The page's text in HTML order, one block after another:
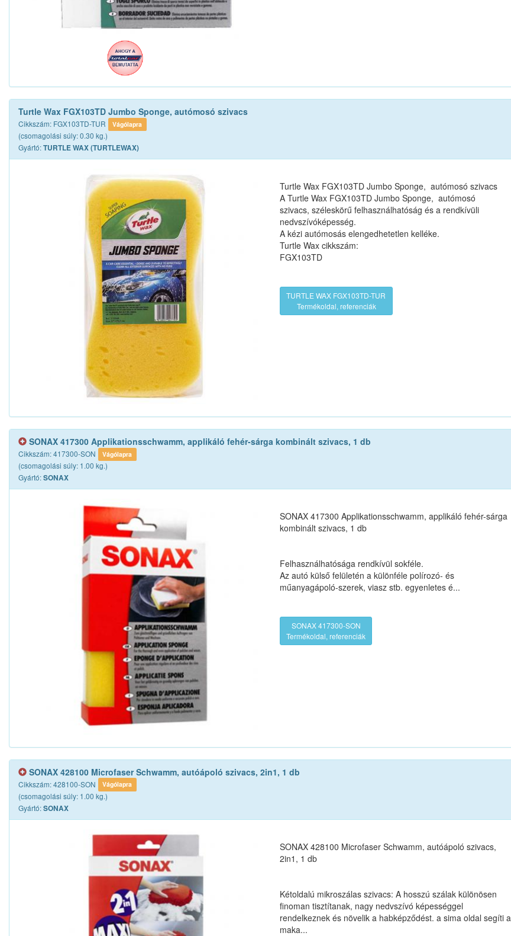
Turtle Wax FGX103TD Jumbo Sponge, autómosó szivacs
Cikkszám: FGX103TD-TUR Vágólapra
(csomagolási súly: 0.30 kg.)
Gyártó:TURTLE WAX (TURTLEWAX)
Turtle Wax FGX103TD Jumbo Sponge, autómosó szivacs
A Turtle Wax FGX103TD Jumbo Sponge, autómosó
szivacs, széleskörű felhasználhatóság és a rendkívüli
nedvszívóképesség.
A kézi autómosás elengedhetetlen kelléke.
Turtle Wax cikkszám:
FGX103TD
TURTLE WAX FGX103TD-TUR
Termékoldal, referenciák
SONAX 417300 Applikationsschwamm, applikáló fehér-sárga kombinált szivacs, 1 db
Cikkszám: 417300-SON Vágólapra
(csomagolási súly: 1.00 kg.)
Gyártó:SONAX
SONAX 417300 Applikationsschwamm, applikáló fehér-sárga
kombinált szivacs, 1 db
Felhasználhatósága rendkívül sokféle.
Az autó külső felületén a különféle polírozó- és
műanyagápoló-szerek, viasz stb. egyenletes é...
SONAX 417300-SON
Termékoldal, referenciák
SONAX 428100 Microfaser Schwamm, autóápoló szivacs, 2in1, 1 db
Cikkszám: 428100-SON Vágólapra
(csomagolási súly: 1.00 kg.)
Gyártó:SONAX
SONAX 428100 Microfaser Schwamm, autóápoló szivacs,
2in1, 1 db
Kétoldalú mikroszálas szivacs: A hosszú szálak különösen
finoman tisztítanak, nagy nedvszívó képességgel
rendelkeznek és növelik a habképződést. a sima oldal segíti a
maka...